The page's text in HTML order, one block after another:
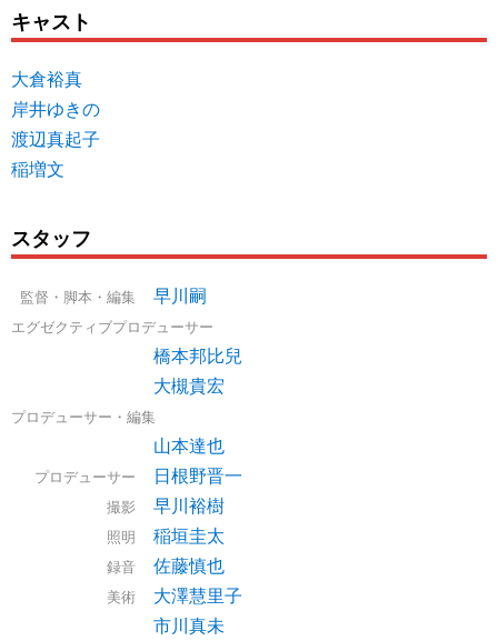
キャスト
大倉裕真
岸井ゆきの
渡辺真起子
稲増文
スタッフ
監督・脚本・編集 早川嗣
エグゼクティブプロデューサー
橋本邦比兒
大槻貴宏
プロデューサー・編集
山本達也
プロデューサー 日根野晋一
撮影 早川裕樹
照明 稲垣圭太
録音 佐藤慎也
美術
大澤慧里子
市川真未